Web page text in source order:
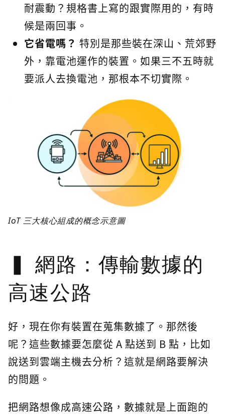
耐震動？規格書上寫的跟實際用的，有時
候是兩回事。
它省電嗎？ 特別是那些裝在深山、荒郊野
外，靠電池運作的裝置。如果三不五時就
要派人去換電池，那根本不切實際。
IoT 三大核心組成的概念示意圖
網路：傳輸數據的
高速公路
好，現在你有裝置在蒐集數據了。那然後
呢？這些數據要怎麼從 A 點送到 B 點，比如
說送到雲端主機去分析？這就是網路要解決
的問題。
把網路想像成高速公路，數據就是上面跑的